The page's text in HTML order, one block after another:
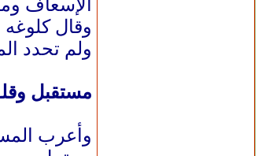
الإسعاف
وقال كلوغه
ولم تحدد
مستقبل
وأعرب